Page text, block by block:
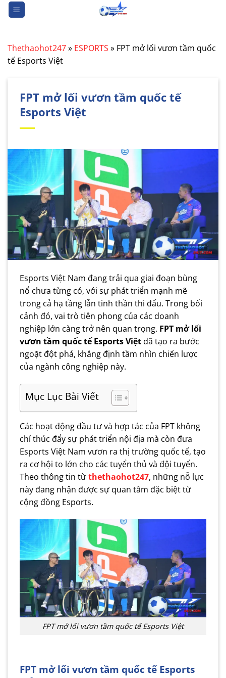
Bỏ
qua
dung
Thethaohot247» ESPORTS » FPT mở lối vươn tầm quốc
tế Esports Việt
FPT mở lối vươn tầm quốc tế
Esports Việt
Esports Việt Nam đang trải qua giai đoạn bùng
nổ chưa từng có, với sự phát triển mạnh mẽ
trong cả hạ tầng lẫn tinh thần thi đấu. Trong bối
cảnh đó, vai trò tiên phong của các doanh
nghiệp lớn càng trở nên quan trọng. FPT mở lối
vươn tầm quốc tế Esports Việtđã tạo ra bước
ngoặt đột phá, khẳng định tầm nhìn chiến lược
của ngành công nghiệp này.
Mục Lục Bài Viết
Các hoạt động đầu tư và hợp tác của FPT không
chỉ thúc đẩy sự phát triển nội địa mà còn đưa
Esports Việt Nam vươn ra thị trường quốc tế, tạo
ra cơ hội to lớn cho các tuyển thủ và đội tuyển.
Theo thông tin từthethaohot247, những nỗ lực
này đang nhận được sự quan tâm đặc biệt từ
cộng đồng Esports.
FPT mở lối vươn tầm quốc tế Esports Việt
FPT mở lối vươn tầm quốc tế Esports